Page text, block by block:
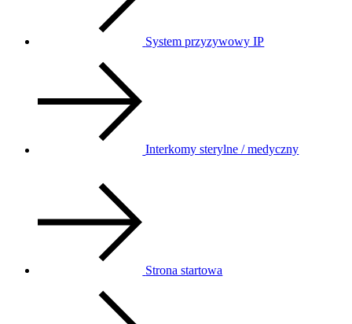
System przyzywowy IP
Interkomy sterylne / medyczny
Strona startowa